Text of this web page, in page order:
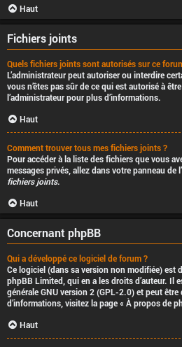
Haut
Fichiers joints
Quels fichiers joints sont autorisés sur ce
L’administrateur peut autoriser ou interdire
vous n’êtes pas sûr de ce qui est autorisé à
l’administrateur pour plus d’informations.
Haut
Comment trouver tous mes fichiers joints ?
Pour accéder à la liste des fichiers que vous
messages privés, allez dans votre panneau de
fichiers joints.
Haut
Concernant phpBB
Qui a développé ce logiciel de forum ?
Ce logiciel (dans sa version non modifiée) est
phpBB Limited , qui en a les droits d’auteur.
générale GNU version 2 (GPL-2.0) et peut
d’informations, visitez la page « À propos de
Haut